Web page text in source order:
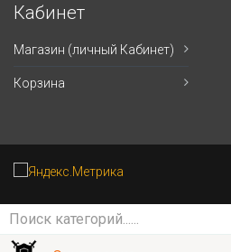
Кабинет
Магазин (личный Кабинет)
Корзина